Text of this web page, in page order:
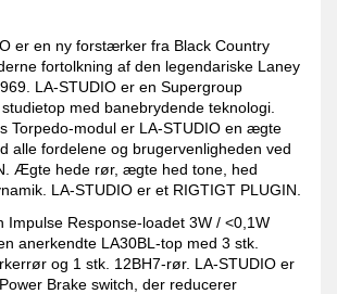
er en ny forstærker fra Black Country
fortolkning af den legendariske Laney
LA-STUDIO er en Supergroup
med banebrydende teknologi.
Torpedo-modul er LA-STUDIO en ægte
alle fordelene og brugervenligheden ved
Ægte hede rør, ægte hed tone, hed
LA-STUDIO er et RIGTIGT PLUGIN.
Impulse Response-loadet 3W / <0,1W
anerkendte LA30BL-top med 3 stk.
og 1 stk. 12BH7-rør. LA-STUDIO er
Brake switch, der reducerer